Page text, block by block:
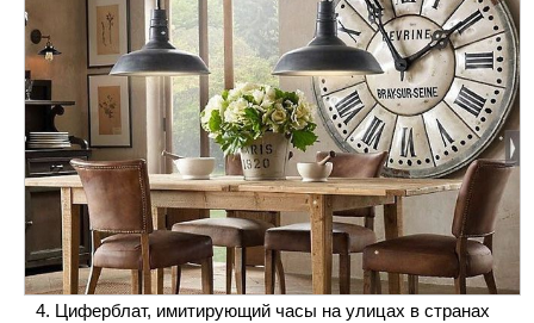
Циферблат, имитирующий часы на улицах в странах